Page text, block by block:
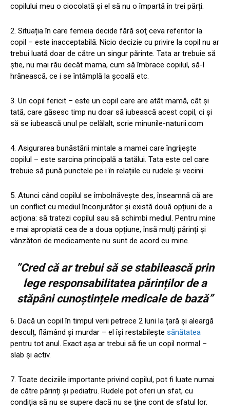
copilului meu o ciocolată și el să nu o împartă în trei părți.
2. Situația în care femeia decide fără soţ ceva referitor la
copil – este inacceptabilă. Nicio decizie cu privire la copil nu ar
trebui luată doar de către un singur părinte. Tata ar trebuie să
ştie, nu mai rău decât mama, cum să îmbrace copilul, să-l
hrănească, ce i se întâmplă la școală etc.
3. Un copil fericit – este un copil care are atât mamă, cât și
tată, care găsesc timp nu doar să iubească acest copil, ci și
să se iubească unul pe celălalt, scrie minunile-naturii.com
4. Asigurarea bunăstării mintale a mamei care îngrijește
copilul – este sarcina principală a tatălui. Tata este cel care
trebuie să pună punctele pe i în relațiile cu rudele și vecinii.
5. Atunci când copilul se îmbolnăvește des, înseamnă că are
un conflict cu mediul înconjurător şi există două opțiuni de a
acționa: să tratezi copilul sau să schimbi mediul. Pentru mine
e mai apropiată cea de a doua opțiune, însă mulți părinți şi
vânzători de medicamente nu sunt de acord cu mine.
”Cred că ar trebui să se stabilească prin
lege responsabilitatea părinților de a
stăpâni cunoștințele medicale de bază”
6. Dacă un copil în timpul verii petrece 2 luni la țară şi aleargă
desculț, flămând şi murdar – el își restabilește sănătatea
pentru tot anul. Exact aşa ar trebui să fie un copil normal –
slab și activ.
7. Toate deciziile importante privind copilul, pot fi luate numai
de către părinți și pediatru. Rudele pot oferi un sfat, cu
condiția să nu se supere dacă nu se ţine cont de sfatul lor.